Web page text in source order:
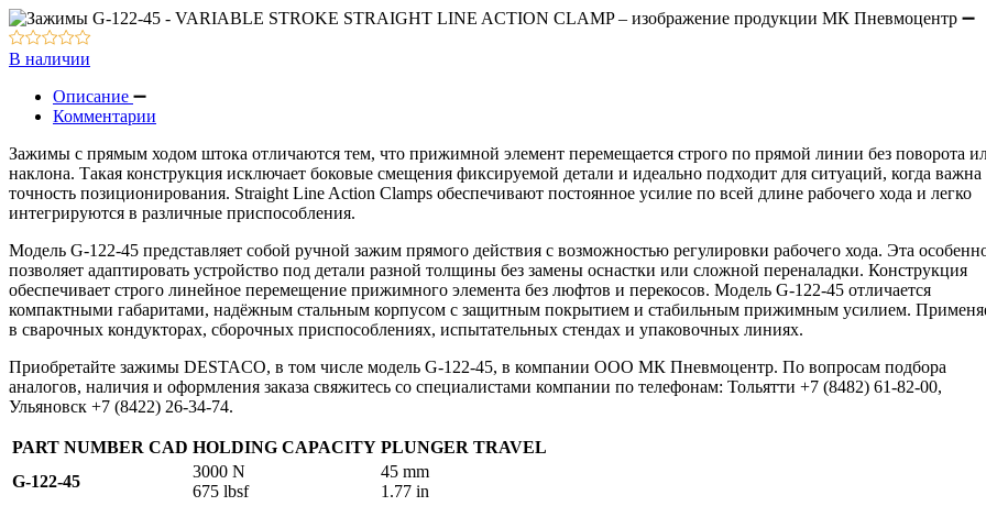
Оборудование для смазки и обдува
В наличии
Описание
Комментарии
Зажимы с прямым ходом штока отличаются тем, что прижимной элемент перемещается строго по прямой линии без поворота
наклона. Такая конструкция исключает боковые смещения фиксируемой детали и идеально подходит для ситуаций, когда важна
точность позиционирования. Straight Line Action Clamps обеспечивают постоянное усилие по всей длине рабочего хода и легко
интегрируются в различные приспособления.
Модель G-122-45 представляет собой ручной зажим прямого действия с возможностью регулировки рабочего хода. Эта
позволяет адаптировать устройство под детали разной толщины без замены оснастки или сложной переналадки. Конструкция
обеспечивает строго линейное перемещение прижимного элемента без люфтов и перекосов. Модель G-122-45 отличается
компактными габаритами, надёжным стальным корпусом с защитным покрытием и стабильным прижимным усилием.
в сварочных кондукторах, сборочных приспособлениях, испытательных стендах и упаковочных линиях.
Приобретайте зажимы DESTACO, в том числе модель G-122-45, в компании ООО МК Пневмоцентр. По вопросам подбора
аналогов, наличия и оформления заказа свяжитесь со специалистами компании по телефонам: Тольятти +7 (8482) 61-82-00,
Ульяновск +7 (8422) 26-34-74.
PART NUMBER CAD HOLDING CAPACITY PLUNGER TRAVEL
G-122-45
3000 N
675 lbsf
45 mm
1.77 in